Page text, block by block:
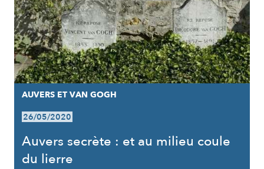
AUVERS ET VAN GOGH
26/05/2020
Auvers secrète : et au milieu coule
du lierre